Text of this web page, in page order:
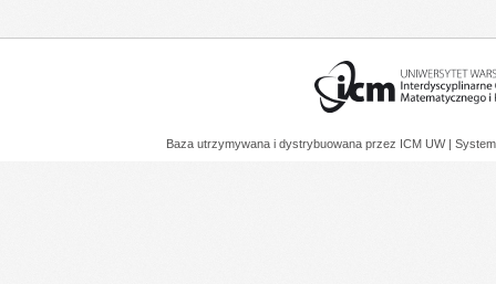
Baza utrzymywana i dystrybuowana przez ICM UW |